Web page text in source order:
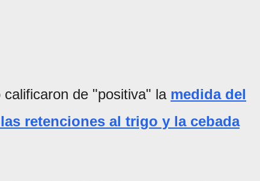
de "positiva" la medida del
retenciones al trigo y la cebada